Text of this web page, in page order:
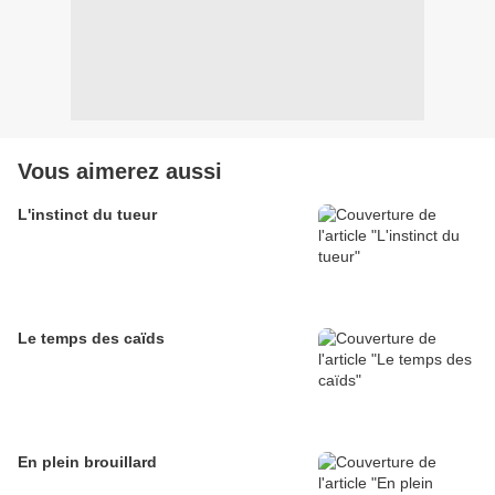
Vous aimerez aussi
L'instinct du tueur
Le temps des caïds
En plein brouillard